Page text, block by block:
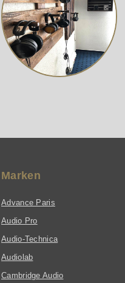
Marken
Advance Paris
Audio Pro
Audio-Technica
Audiolab
Cambridge Audio